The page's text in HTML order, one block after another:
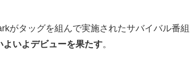
がタッグを組んで実施されたサバイバル番組
よいよデビューを果たす。